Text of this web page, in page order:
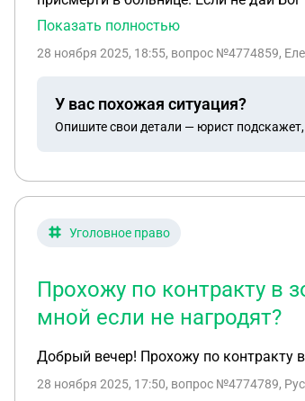
Показать полностью
28 ноября 2025, 18:55, вопрос №4774859,
У вас похожая ситуация?
Опишите свои детали — юрист подскажет,
Уголовное право
Прохожу по контракту в
мной если не нагродят?
Добрый вечер! Прохожу по контракту
28 ноября 2025, 17:50, вопрос №4774789,